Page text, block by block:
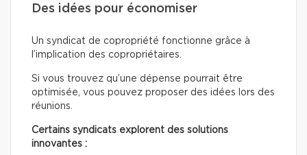
Des idées pour économiser
Un syndicat de copropriété fonctionne grâce à
l’implication des copropriétaires.
Si vous trouvez qu’une dépense pourrait être
optimisée, vous pouvez proposer des idées lors des
réunions.
Certains syndicats explorent des solutions
innovantes :